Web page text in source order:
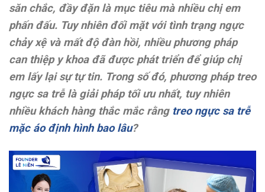
săn chắc, đầy đặn là mục tiêu mà nhiều chị em
phấn đấu. Tuy nhiên đối mặt với tình trạng ngực
chảy xệ và mất độ đàn hồi, nhiều phương pháp
can thiệp y khoa đã được phát triển để giúp chị
em lấy lại sự tự tin. Trong số đó, phương pháp treo
ngực sa trễ là giải pháp tối ưu nhất, tuy nhiên
nhiều khách hàng thắc mắc rằng treo ngực sa trễ
mặc áo định hình bao lâu?